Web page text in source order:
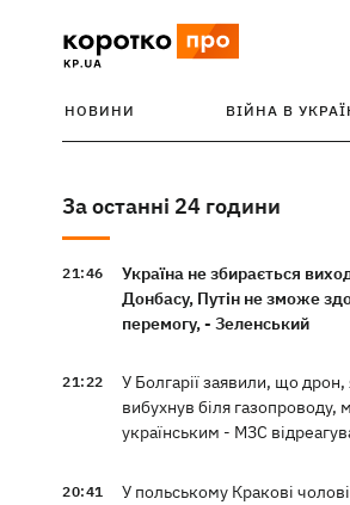
НОВИНИ ВІЙНА В
За останні 24 години
21:46
Україна не збирається
Донбасу, Путін не зможе
перемогу, - Зеленський
21:22
У Болгарії заявили, що дрон,
вибухнув біля газопроводу,
українським - МЗС
20:41
У польському Кракові